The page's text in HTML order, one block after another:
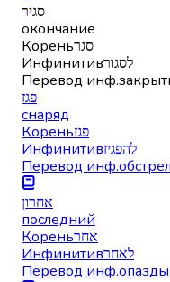
סגיר
окончание
Кореньסגר
Инфинитивלסגור
Перевод инф.
פגז
снаряд
Кореньפגז
Инфинитивלהפגיז
Перевод инф.
אחרון
последний
Кореньאחר
Инфинитивלאחר
Перевод инф.